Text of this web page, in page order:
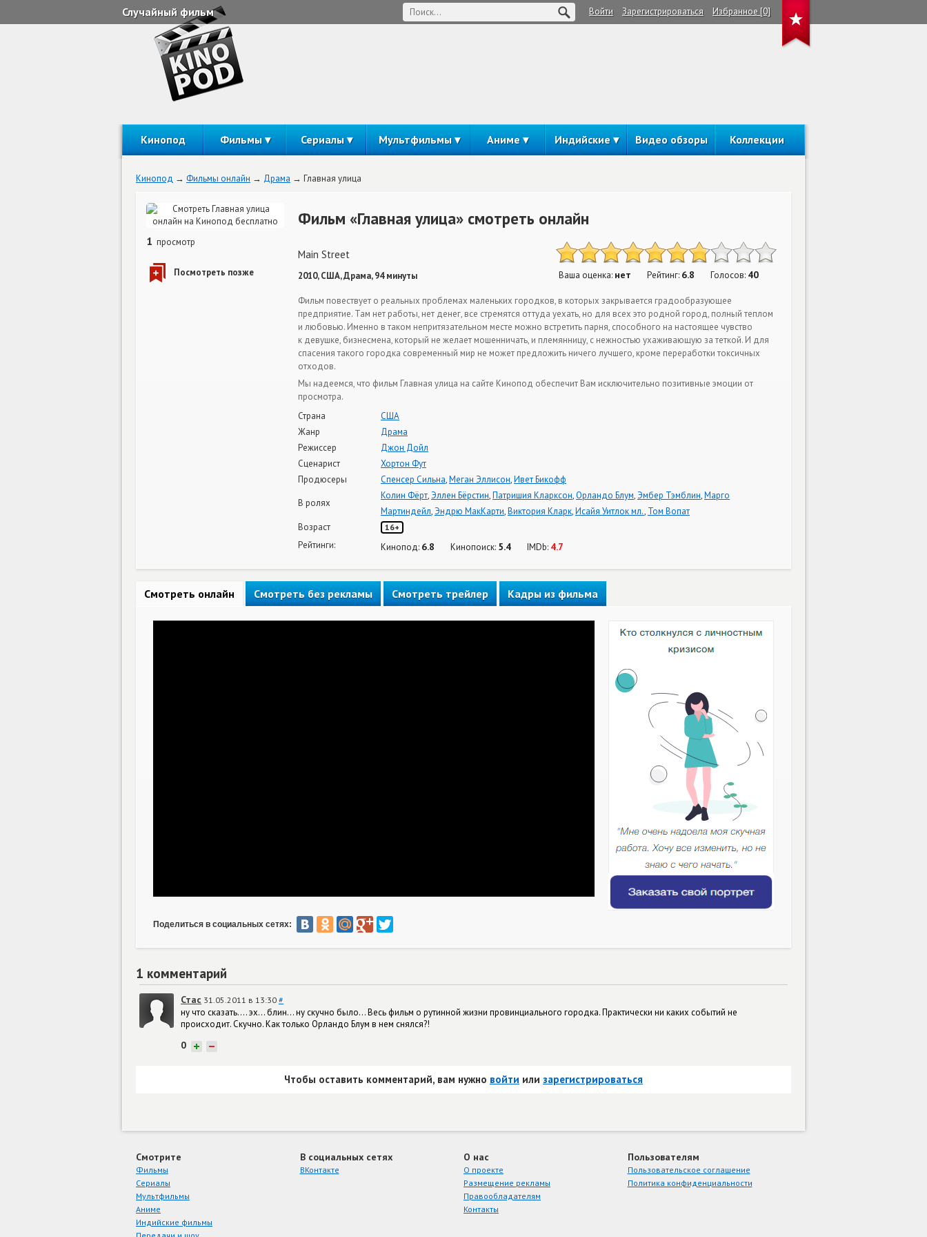
Случайный фильм Войти Зарегистрироваться Избранное [0]
Кинопод Фильмы Сериалы Мультфильмы Аниме Индийские Видео обзоры Коллекции
Кинопод Фильмы онлайн Драма Главная улица
1 просмотр
Фильм «Главная улица» смотреть онлайн
Main Street
2010, США, Драма, 94 минуты Ваша оценка: нет Рейтинг: 6.8 Голосов: 40
Фильм повествует о реальных проблемах маленьких городков, в которых закрывается градообразующее
предприятие. Там нет работы, нет денег, все стремятся оттуда уехать, но для всех это родной город, полный теплом
и любовью. Именно в таком непритязательном месте можно встретить парня, способного на настоящее чувство
к девушке, бизнесмена, который не желает мошенничать, и племянницу, с нежностью ухаживающую за теткой. И для
спасения такого городка современный мир не может предложить ничего лучшего, кроме переработки токсичных
отходов.
Мы надеемся, что фильм Главная улица на сайте Кинопод обеспечит Вам исключительно позитивные эмоции от
просмотра.
Страна
США
Жанр
Драма
Режиссер
Джон Дойл
Сценарист
Хортон Фут
Продюсеры
Спенсер Сильна,Меган Эллисон,Ивет Бикофф
В ролях
Колин Фёрт,Эллен Бёрстин,Патришия Кларксон,Орландо Блум,Эмбер Тэмблин,Марго
Мартиндейл,Эндрю МакКарти,Виктория Кларк,Исайя Уитлок мл., Том Вопат
Возраст
16+
Рейтинги: Кинопод: 6.8 Кинопоиск: 5.4 IMDb: 4.7
Смотреть онлайн Смотреть без рекламы Смотреть трейлер Кадры из фильма
Поделиться в социальных сетях:
1 комментарий
Стас 31.05.2011 в 13:30 #
ну что сказать.... эх... блин... ну скучно было... Весь фильм о рутинной жизни провинциального городка. Практически ни каких событий не
происходит. Скучно. Как только Орландо Блум в нем снялся?!
0 + −
Чтобы оставить комментарий, вам нужно войти или зарегистрироваться
Смотрите
Фильмы
Сериалы
Мультфильмы
Аниме
Индийские фильмы
В социальных сетях
ВКонтакте
О нас
О проекте
Размещение рекламы
Правообладателям
Контакты
Пользователям
Пользовательское соглашение
Политика конфиденциальности